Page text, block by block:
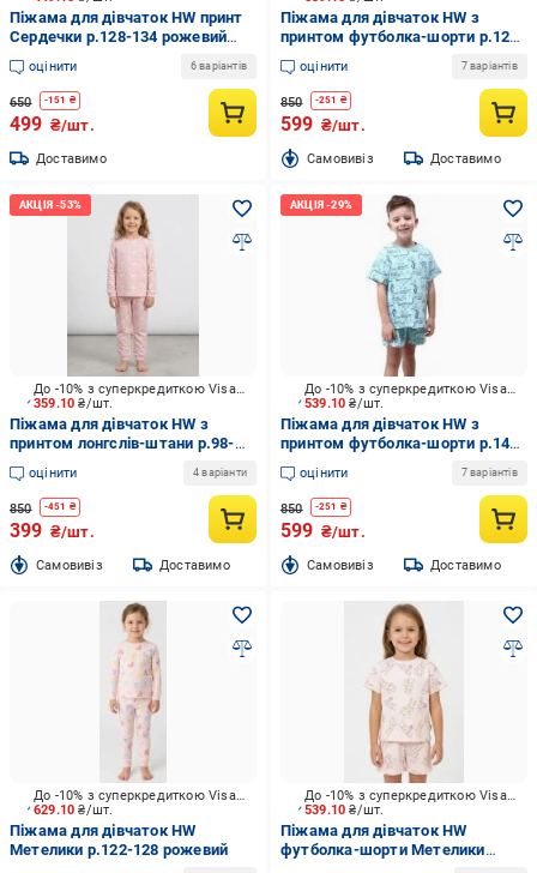
Піжама для дівчаток HW принт
Сердечки р.128-134 рожевий
0344
оцінити 6 варіантів
650 -151 ₴
499 ₴/шт.
Доставимо
Піжама для дівчаток HW з
принтом футболка-шорти р.122-
128 рожевий
оцінити 7 варіантів
850 -251 ₴
599 ₴/шт.
Cамовивіз Доставимо
359.10₴/шт.
До -10% з суперкредиткою Visa Вигода
Піжама для дівчаток HW з
принтом лонгслів-штани р.98-
104 рожевий
оцінити 4 варіанти
850 -451 ₴
399 ₴/шт.
Cамовивіз Доставимо
539.10₴/шт.
До -10% з суперкредиткою Visa Вигода
Піжама для дівчаток HW з
принтом футболка-шорти р.146-
152 зелений
оцінити 7 варіантів
850 -251 ₴
599 ₴/шт.
Cамовивіз Доставимо
629.10₴/шт.
До -10% з суперкредиткою Visa Вигода
Піжама для дівчаток HW
Метелики р.122-128 рожевий
539.10₴/шт.
До -10% з суперкредиткою Visa Вигода
Піжама для дівчаток HW
футболка-шорти Метелики